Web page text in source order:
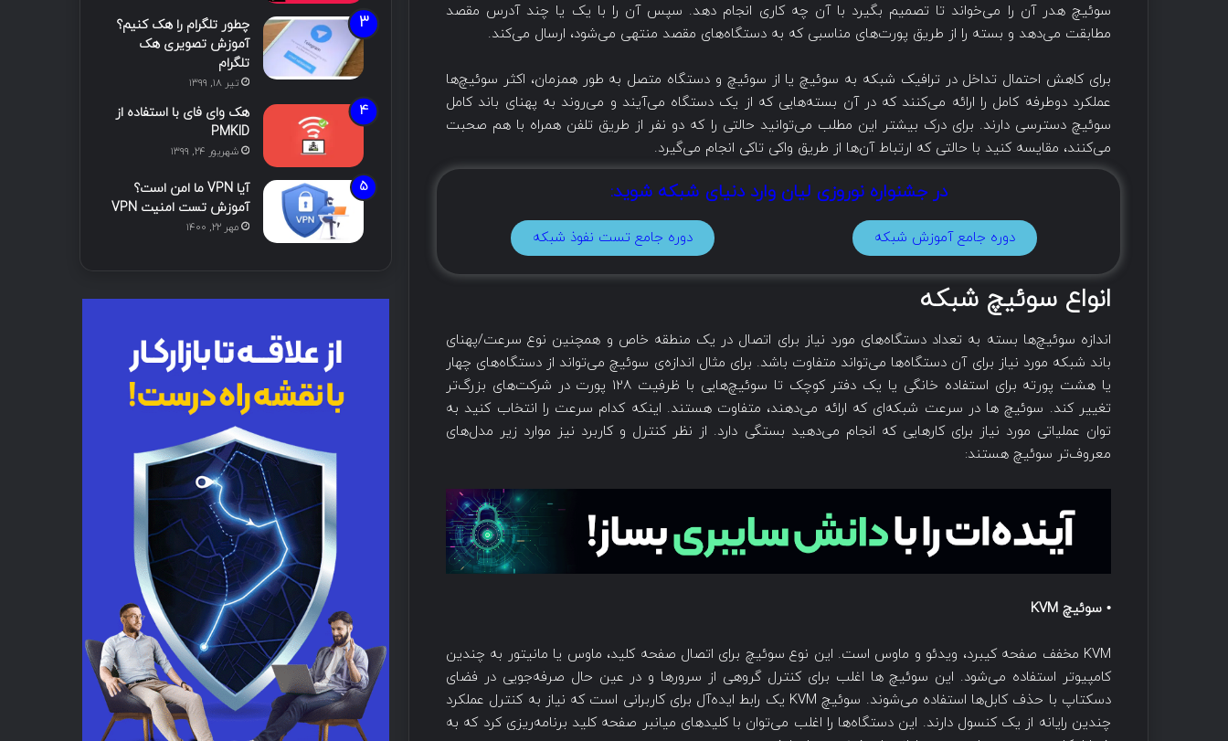
سوئیچ هدر آن را می‌خواند تا تصمیم بگیرد با آن چه کاری انجام دهد. سپس آن را با یک یا چند آدرس مقصد
مطابقت می‌دهد و بسته را از طریق پورت‌های مناسبی که به دستگاه‌های مقصد منتهی می‌شود، ارسال می‌کند.
برای کاهش احتمال تداخل در ترافیک شبکه به سوئیچ یا از سوئیچ و دستگاه متصل به طور همزمان، اکثر سوئیچ‌ها
عملکرد دوطرفه کامل را ارائه می‌کنند که در آن بسته‌هایی که از یک دستگاه می‌آیند و می‌روند به پهنای باند کامل
سوئیچ دسترسی دارند. برای درک بیشتر این مطلب می‌توانید حالتی را که دو نفر از طریق تلفن همراه با هم صحبت
می‌کنند، مقایسه کنید با حالتی که ارتباط آن‌ها از طریق واکی تاکی انجام می‌‌گیرد.
در جشنواره نوروزی لیان وارد دنیای شبکه شوید:
دوره جامع آموزش شبکه دوره جامع تست نفوذ شبکه
انواع سوئیچ شبکه
اندازه سوئیچ‌ها بسته به تعداد دستگاه‌های مورد نیاز برای اتصال در یک منطقه خاص و همچنین نوع سرعت/پهنای
باند شبکه مورد نیاز برای آن دستگاه‌ها می‌تواند متفاوت باشد. برای مثال اندازه‌ی سوئیچ می‌تواند از دستگاه‌های چهار
یا هشت پورته برای استفاده خانگی یا یک دفتر کوچک تا سوئیچ‌هایی با ظرفیت 128 پورت در شرکت‌های بزرگ‌تر
تغییر کند. سوئیچ ها در سرعت شبکه‌ای که ارائه می‌دهند، متفاوت هستند. اینکه کدام سرعت را انتخاب کنید به
توان عملیاتی مورد نیاز برای کارهایی که انجام می‌دهید بستگی دارد. از نظر کنترل و کاربرد نیز موارد زیر مدل‌های
معروف‌تر سوئیچ هستند:
• سوئیچ KVM
KVM مخفف صفحه کیبرد، ویدئو و ماوس است. این نوع سوئیچ برای اتصال صفحه کلید، ماوس یا مانیتور به چندین
کامپیوتر استفاده می‌شود. این سوئیچ ها اغلب برای کنترل گروهی از سرورها و در عین حال صرفه‌جویی در فضای
دسکتاپ با حذف کابل‌ها استفاده می‌شوند. سوئیچ KVM یک رابط ایده‌آل برای کاربرانی است که نیاز به کنترل عملکرد
چندین رایانه از یک کنسول دارند. این دستگاه‌ها را اغلب می‌‌توان با کلیدهای میانبر صفحه کلید برنامه‌ریزی کرد که به
چطور تلگرام را هک کنیم؟
آموزش تصویری هک
تلگرام
تیر ۱۸, ۱۳۹۹
هک وای فای با استفاده از
PMKID
شهریور ۲۴, ۱۳۹۹
آیا VPN ما امن است؟
آموزش تست امنیت VPN
مهر ۲۲, ۱۴۰۰